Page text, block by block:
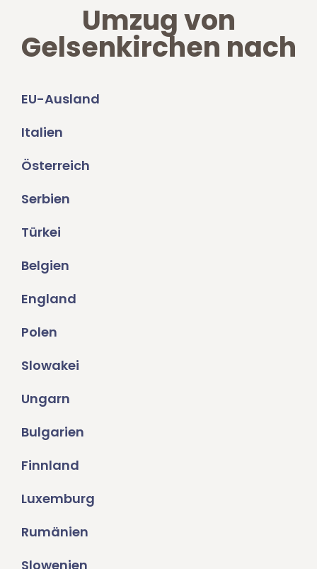
Umzug von
Gelsenkirchen nach
EU-Ausland
Italien
Österreich
Serbien
Türkei
Belgien
England
Polen
Slowakei
Ungarn
Bulgarien
Finnland
Luxemburg
Rumänien
Slowenien